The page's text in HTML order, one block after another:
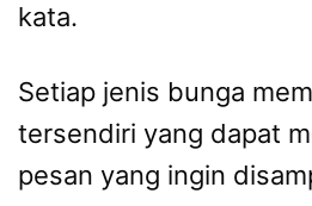
kata.
Setiap jenis bunga
tersendiri yang dapat
pesan yang ingin